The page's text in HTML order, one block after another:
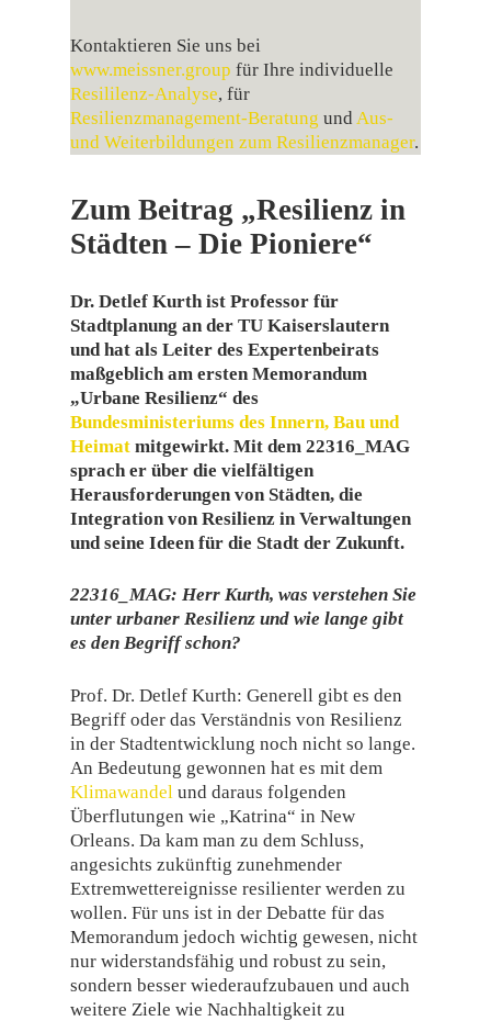
Kontaktieren Sie uns bei
www.meissner.group für Ihre individuelle
Resililenz-Analyse, für
Resilienzmanagement-Beratung und Aus-
und Weiterbildungen zum Resilienzmanager.
Zum Beitrag „Resilienz in
Städten – Die Pioniere“
Dr. Detlef Kurth ist Professor für
Stadtplanung an der TU Kaiserslautern
und hat als Leiter des Expertenbeirats
maßgeblich am ersten Memorandum
„Urbane Resilienz“ des
Bundesministeriums des Innern, Bau und
Heimat mitgewirkt. Mit dem 22316_MAG
sprach er über die vielfältigen
Herausforderungen von Städten, die
Integration von Resilienz in Verwaltungen
und seine Ideen für die Stadt der Zukunft.
22316_MAG: Herr Kurth, was verstehen Sie
unter urbaner Resilienz und wie lange gibt
es den Begriff schon?
Prof. Dr. Detlef Kurth: Generell gibt es den
Begriff oder das Verständnis von Resilienz
in der Stadtentwicklung noch nicht so lange.
An Bedeutung gewonnen hat es mit dem
Klimawandel und daraus folgenden
Überflutungen wie „Katrina“ in New
Orleans. Da kam man zu dem Schluss,
angesichts zukünftig zunehmender
Extremwettereignisse resilienter werden zu
wollen. Für uns ist in der Debatte für das
Memorandum jedoch wichtig gewesen, nicht
nur widerstandsfähig und robust zu sein,
sondern besser wiederaufzubauen und auch
weitere Ziele wie Nachhaltigkeit zu